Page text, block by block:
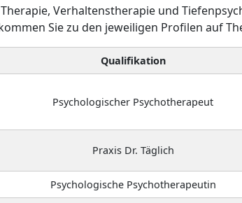
Verhaltenstherapie und
Sie zu den jeweiligen Profilen auf
Qualifikation
Psychologischer Psychotherapeut
Praxis Dr. Täglich
Psychologische Psychotherapeutin